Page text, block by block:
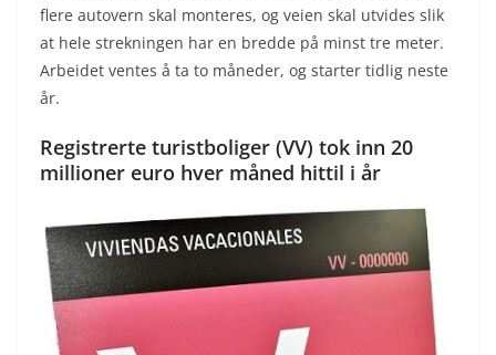
flere autovern skal monteres, og veien skal utvides slik
at hele strekningen har en bredde på minst tre meter.
Arbeidet ventes å ta to måneder, og starter tidlig neste
år.
Registrerte turistboliger (VV) tok inn 20
millioner euro hver måned hittil i år